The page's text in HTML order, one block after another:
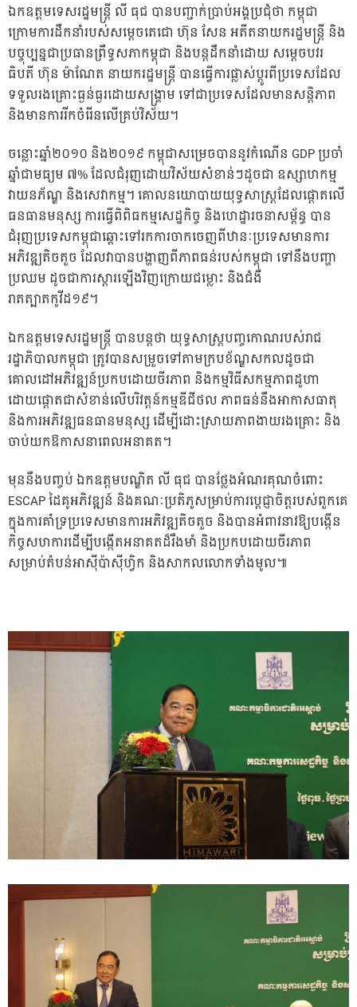
ឯកឧត្តមទេសរដ្ឋមន្រ្តី លី ធុជ បានបញ្ជាក់ប្រាប់អង្គប្រជុំថា កម្ពុជា
ក្រោមការដឹកនាំរបស់សម្តេចតេជោ ហ៊ុន សែន អតីតនាយករដ្ឋមន្រ្តី និង
បច្ចុប្បន្នជាប្រធានព្រឹទ្ធសភាកម្ពុជា និងបន្តដឹកនាំដោយ សម្តេចបវរ
ធិបតី ហ៊ុន ម៉ាណែត នាយករដ្ឋមន្ត្រី បានធ្វើការផ្លាស់ប្តូរពីប្រទេសដែល
ទទួលរងគ្រោះធ្ងន់ធ្ងរដោយសង្រ្គាម ទៅជាប្រទេសដែលមានសន្តិភាព
និងមានការរីកចំរើនលើគ្រប់វិស័យ។
ចន្លោះឆ្នាំ២០១០ និង២០១៩ កម្ពុជាសម្រេចបាននូវកំណើន GDP ប្រចាំ
ឆ្នាំជាមធ្យម ៧% ដែលជំរុញដោយវិស័យសំខាន់ៗដូចជា ឧស្សាហកម្ម
វាយនភ័ណ្ឌ និងសេវាកម្ម។ គោលនយោបាយយុទ្ធសាស្ត្រដែលផ្តោតលើ
ធនធានមនុស្ស ការធ្វើពិពិធកម្មសេដ្ឋកិច្ច និងហេដ្ឋារចនាសម្ព័ន្ធ បាន
ជំរុញប្រទេសកម្ពុជាឆ្ពោះទៅរកការចាកចេញពីឋានៈប្រទេសមានការ
អភិវឌ្ឍតិចតួច ដែលវាបានបង្ហាញពីភាពធន់របស់កម្ពុជា ទៅនឹងបញ្ហា
ប្រឈម ដូចជាការស្តារឡើងវិញក្រោយជម្លោះ និងជំងឺ
រាតត្បាតកូវីដ១៩។
ឯកឧត្តមទេសរដ្ឋមន្រ្តី បានបន្តថា យុទ្ធសាស្ត្របញ្ចកោណរបស់រាជ
រដ្ឋាភិបាលកម្ពុជា ត្រូវបានសម្រួចទៅតាមក្របខ័ណ្ឌសកលដូចជា
គោលដៅអភិវឌ្ឍន៍ប្រកបដោយចីរភាព និងកម្មវិធីសកម្មភាពដូហា
ដោយផ្តោតជាសំខាន់លើបរិវត្តន៍កម្មឌីជីថល ភាពធន់នឹងអាកាសធាតុ
និងការអភិវឌ្ឍធនធានមនុស្ស ដើម្បីដោះស្រាយភាពងាយរងគ្រោះ និង
ចាប់យកឱកាសនាពេលអនាគត។
មុននឹងបញ្ចប់ ឯកឧត្តមបណ្ឌិត លី ធុជ បានថ្លែងអំណរគុណចំពោះ
ESCAP ដៃគូអភិវឌ្ឍន៍ និងគណៈប្រតិភូសម្រាប់ការប្តេជ្ញាចិត្តរបស់ពួកគេ
ក្នុងការគាំទ្រប្រទេសមានការអភិវឌ្ឍតិចតួច និងបានអំពាវនាវឱ្យបង្កើន
កិច្ចសហការដើម្បីបង្កើតអនាគតដ៏រឹងមាំ និងប្រកបដោយចីរភាព
សម្រាប់តំបន់អាស៊ីប៉ាស៊ីហ្វិក និងសាកលលោកទាំងមូល៕